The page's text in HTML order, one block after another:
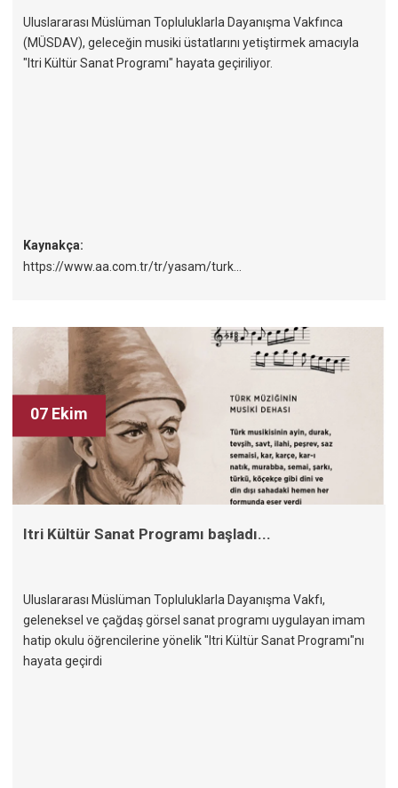
Uluslararası Müslüman Topluluklarla Dayanışma Vakfınca
(MÜSDAV), geleceğin musiki üstatlarını yetiştirmek amacıyla
"Itri Kültür Sanat Programı" hayata geçiriliyor.
Kaynakça:
https://www.aa.com.tr/tr/yasam/turk...
07 Ekim
Itri Kültür Sanat Programı başladı...
Uluslararası Müslüman Topluluklarla Dayanışma Vakfı,
geleneksel ve çağdaş görsel sanat programı uygulayan imam
hatip okulu öğrencilerine yönelik "Itri Kültür Sanat Programı"nı
hayata geçirdi